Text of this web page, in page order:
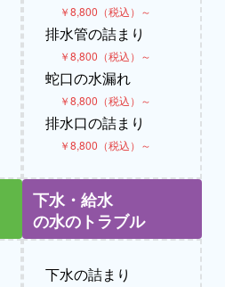
￥8,800（税込）～
排水管の詰まり
￥8,800（税込）～
蛇口の水漏れ
￥8,800（税込）～
排水口の詰まり
￥8,800（税込）～
下水・給水
の水のトラブル
下水の詰まり